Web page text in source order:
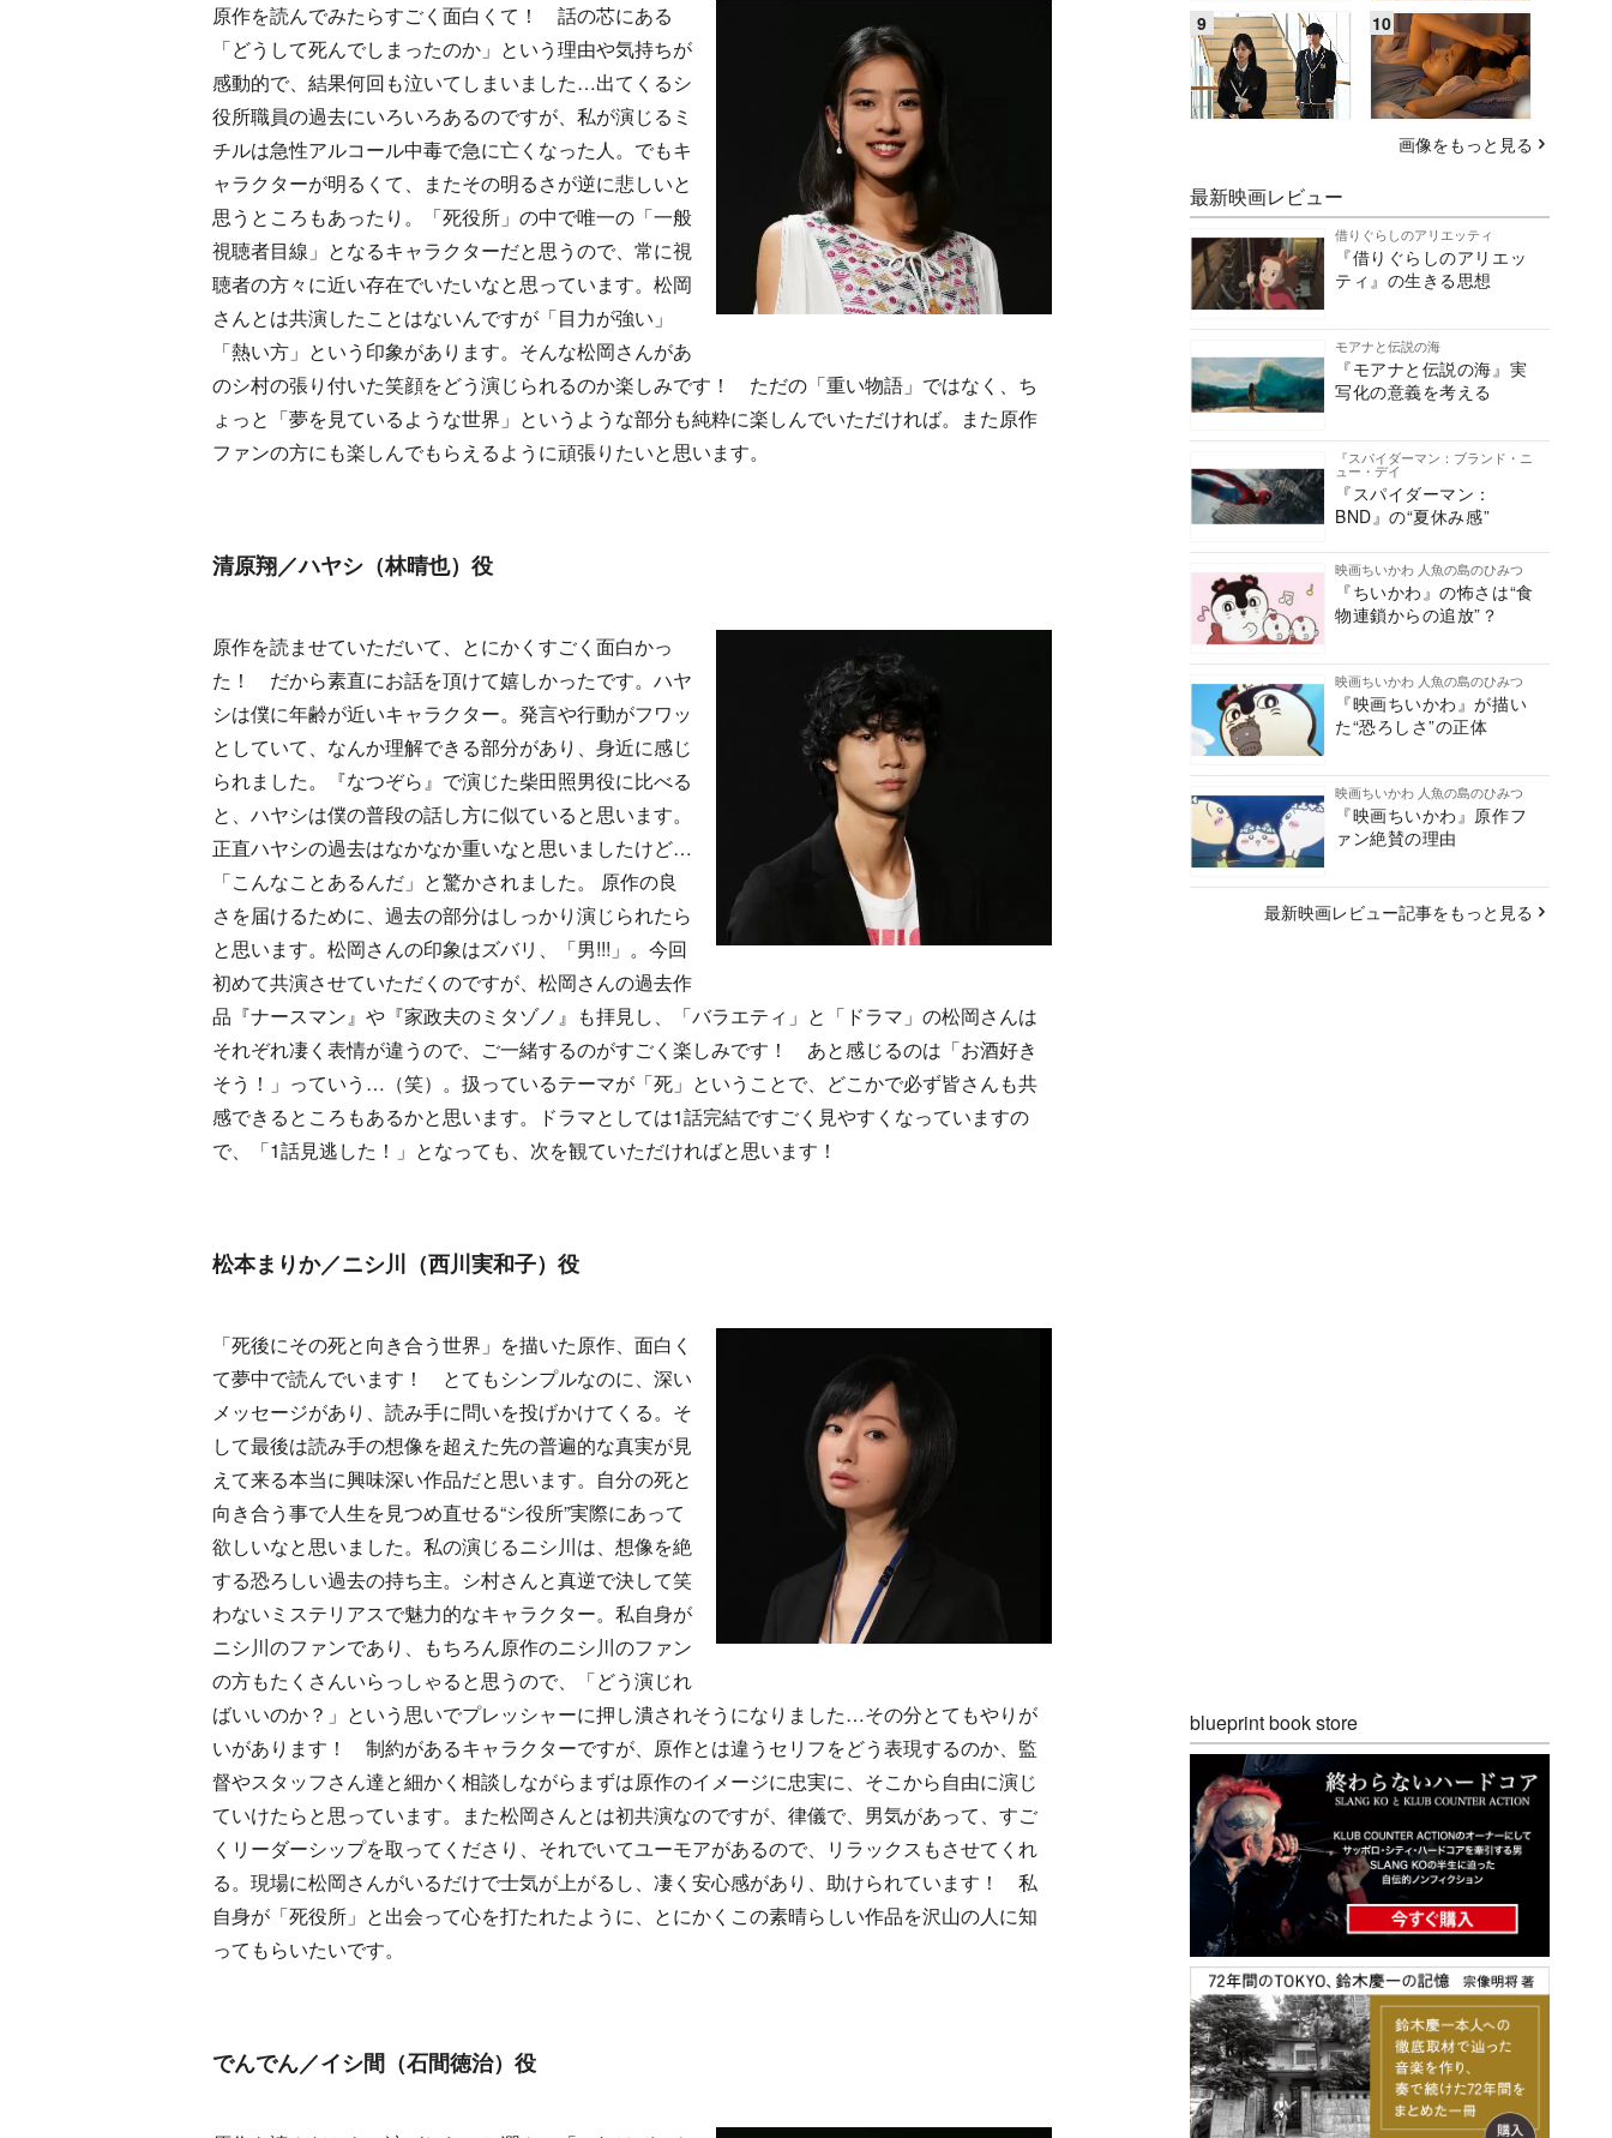
原作を読んでみたらすごく面白くて！ 話の芯にある
「どうして死んでしまったのか」という理由や気持ちが
感動的で、結果何回も泣いてしまいました…出てくるシ
役所職員の過去にいろいろあるのですが、私が演じるミ
チルは急性アルコール中毒で急に亡くなった人。でもキ
ャラクターが明るくて、またその明るさが逆に悲しいと
思うところもあったり。「死役所」の中で唯一の「一般
視聴者目線」となるキャラクターだと思うので、常に視
聴者の方々に近い存在でいたいなと思っています。松岡
さんとは共演したことはないんですが「目力が強い」
「熱い方」という印象があります。そんな松岡さんがあ
のシ村の張り付いた笑顔をどう演じられるのか楽しみです！ ただの「重い物語」ではなく、ち
ょっと「夢を見ているような世界」というような部分も純粋に楽しんでいただければ。また原作
ファンの方にも楽しんでもらえるように頑張りたいと思います。
清原翔／ハヤシ（林晴也）役
原作を読ませていただいて、とにかくすごく面白かっ
た！ だから素直にお話を頂けて嬉しかったです。ハヤ
シは僕に年齢が近いキャラクター。発言や行動がフワッ
としていて、なんか理解できる部分があり、身近に感じ
られました。『なつぞら』で演じた柴田照男役に比べる
と、ハヤシは僕の普段の話し方に似ていると思います。
正直ハヤシの過去はなかなか重いなと思いましたけど…
「こんなことあるんだ」と驚かされました。 原作の良
さを届けるために、過去の部分はしっかり演じられたら
と思います。松岡さんの印象はズバリ、「男!!!」。今回
初めて共演させていただくのですが、松岡さんの過去作
品『ナースマン』や『家政夫のミタゾノ』も拝見し、「バラエティ」と「ドラマ」の松岡さんは
それぞれ凄く表情が違うので、ご一緒するのがすごく楽しみです！ あと感じるのは「お酒好き
そう！」っていう…（笑）。扱っているテーマが「死」ということで、どこかで必ず皆さんも共
感できるところもあるかと思います。ドラマとしては1話完結ですごく見やすくなっていますの
で、「1話見逃した！」となっても、次を観ていただければと思います！
松本まりか／ニシ川（西川実和子）役
「死後にその死と向き合う世界」を描いた原作、面白く
て夢中で読んでいます！ とてもシンプルなのに、深い
メッセージがあり、読み手に問いを投げかけてくる。そ
して最後は読み手の想像を超えた先の普遍的な真実が見
えて来る本当に興味深い作品だと思います。自分の死と
向き合う事で人生を見つめ直せる“シ役所”実際にあって
欲しいなと思いました。私の演じるニシ川は、想像を絶
する恐ろしい過去の持ち主。シ村さんと真逆で決して笑
わないミステリアスで魅力的なキャラクター。私自身が
ニシ川のファンであり、もちろん原作のニシ川のファン
の方もたくさんいらっしゃると思うので、「どう演じれ
ばいいのか？」という思いでプレッシャーに押し潰されそうになりました…その分とてもやりが
いがあります！ 制約があるキャラクターですが、原作とは違うセリフをどう表現するのか、監
督やスタッフさん達と細かく相談しながらまずは原作のイメージに忠実に、そこから自由に演じ
ていけたらと思っています。また松岡さんとは初共演なのですが、律儀で、男気があって、すご
くリーダーシップを取ってくださり、それでいてユーモアがあるので、リラックスもさせてくれ
る。現場に松岡さんがいるだけで士気が上がるし、凄く安心感があり、助けられています！ 私
自身が「死役所」と出会って心を打たれたように、とにかくこの素晴らしい作品を沢山の人に知
ってもらいたいです。
でんでん／イシ間（石間徳治）役
画像をもっと見る
最新映画レビュー
借りぐらしのアリエッティ
『借りぐらしのアリエッ
ティ』の生きる思想
モアナと伝説の海
『モアナと伝説の海』実
写化の意義を考える
『スパイダーマン：ブランド・ニ
ュー・デイ
『スパイダーマン：
BND』の“夏休み感”
映画ちいかわ 人魚の島のひみつ
『ちいかわ』の怖さは“食
物連鎖からの追放”？
映画ちいかわ 人魚の島のひみつ
『映画ちいかわ』が描い
た“恐ろしさ”の正体
映画ちいかわ 人魚の島のひみつ
『映画ちいかわ』原作フ
ァン絶賛の理由
最新映画レビュー記事をもっと見る
blueprint book store